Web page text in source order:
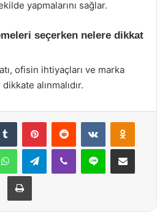
yapmalarını sağlar.
seçerken nelere dikkat
ofisin ihtiyaçları ve marka
alınmalıdır.
Tumblr PinterestReddit VKontakte
WhatsAppTelegramViber Line E-Posta ile
Yazdır